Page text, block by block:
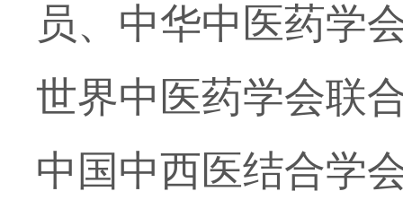
员、中华中医药学
世界中医药学会联
中国中西医结合学